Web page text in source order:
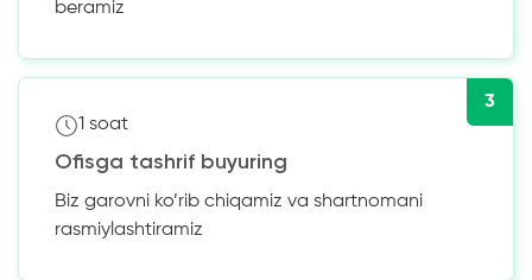
beramiz
3
1 soat
Ofisga tashrif buyuring
Biz garovni ko’rib chiqamiz va shartnomani
rasmiylashtiramiz